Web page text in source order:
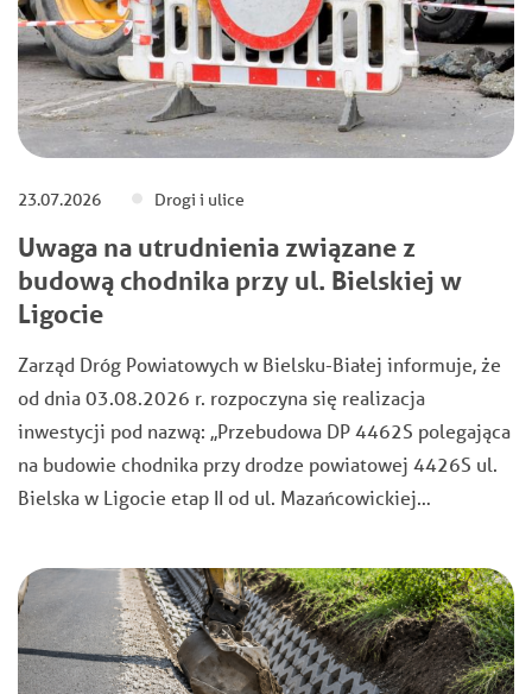
23.07.2026 Drogi i ulice
Uwaga na utrudnienia związane z
budową chodnika przy ul. Bielskiej w
Ligocie
Zarząd Dróg Powiatowych w Bielsku-Białej informuje, że
od dnia 03.08.2026 r. rozpoczyna się realizacja
inwestycji pod nazwą: ,,Przebudowa DP 4462S polegająca
na budowie chodnika przy drodze powiatowej 4426S ul.
Bielska w Ligocie etap II od ul. Mazańcowickiej…